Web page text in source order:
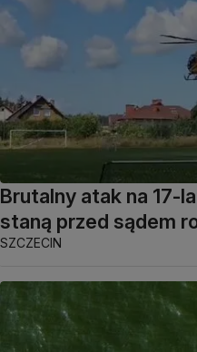
Brutalny atak na 17-
staną przed sądem
SZCZECIN